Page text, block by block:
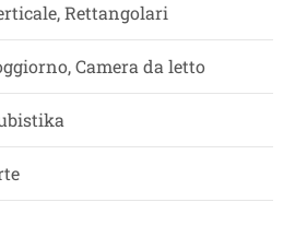
Rettangolari
Camera da letto